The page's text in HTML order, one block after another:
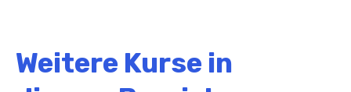
Weitere Kurse in